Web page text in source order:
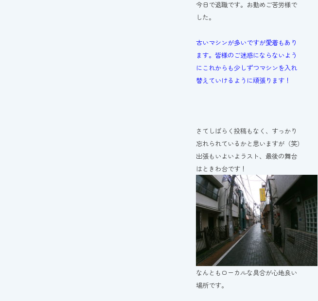
今日で退職です。お勤めご苦労様で
した。
古いマシンが多いですが愛着もあり
ます。皆様のご迷惑にならないよう
にこれからも少しずつマシンを入れ
替えていけるように頑張ります！
さてしばらく投稿もなく、すっかり
忘れられているかと思いますが（笑）
出張もいよいよラスト、最後の舞台
はときわ台です！
なんともローカルな具合が心地良い
場所です。